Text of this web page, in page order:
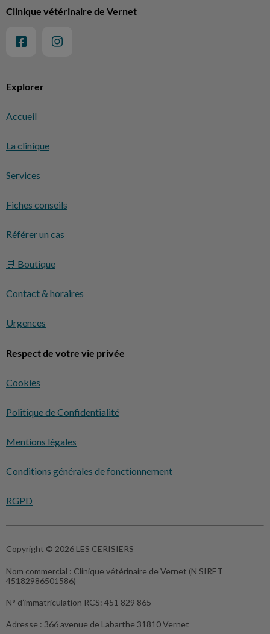
Explorer
Accueil
La clinique
Services
Fiches conseils
Référer un cas
🛒 Boutique
Contact & horaires
Urgences
Respect de votre vie privée
Cookies
Politique de Confidentialité
Mentions légales
Conditions générales de fonctionnement
RGPD
Clinique vétérinaire de Vernet
Copyright © 2026 LES CERISIERS
Nom commercial : Clinique vétérinaire de Vernet (N SIRET
45182986501586)
N° d’immatriculation RCS: 451 829 865
Adresse : 366 avenue de Labarthe 31810 Vernet